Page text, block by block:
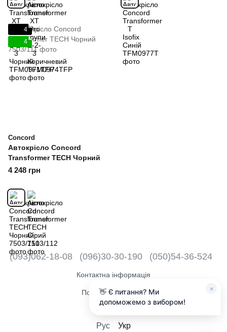
4
4
Concord
Автокрісло Concord
Transformer TECH Чорний
4 248 грн
(093)062-18-08 (096)30-30-190 (050)54-36-524
Контактна інформація
Повна версія сайту
Рус Укр
×
👋 Є питання? Ми
допоможемо з вибором!